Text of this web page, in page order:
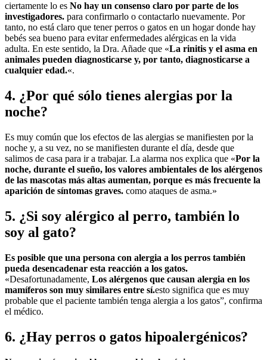
ciertamente lo es No hay un consenso claro por parte de los
investigadores. para confirmarlo o contactarlo nuevamente. Por
tanto, no está claro que tener perros o gatos en un hogar donde hay
bebés sea bueno para evitar enfermedades alérgicas en la vida
adulta. En este sentido, la Dra. Añade que «La rinitis y el asma en
animales pueden diagnosticarse y, por tanto, diagnosticarse a
cualquier edad.«.
4. ¿Por qué sólo tienes alergias por la
noche?
Es muy común que los efectos de las alergias se manifiesten por la
noche y, a su vez, no se manifiesten durante el día, desde que
salimos de casa para ir a trabajar. La alarma nos explica que «Por la
noche, durante el sueño, los valores ambientales de los alérgenos
de las mascotas más altas aumentan, porque es más frecuente la
aparición de síntomas graves. como ataques de asma.»
5. ¿Si soy alérgico al perro, también lo
soy al gato?
Es posible que una persona con alergia a los perros también
pueda desencadenar esta reacción a los gatos.
«Desafortunadamente, Los alérgenos que causan alergia en los
mamíferos son muy similares entre sí.esto significa que es muy
probable que el paciente también tenga alergia a los gatos”, confirma
el médico.
6. ¿Hay perros o gatos hipoalergénicos?